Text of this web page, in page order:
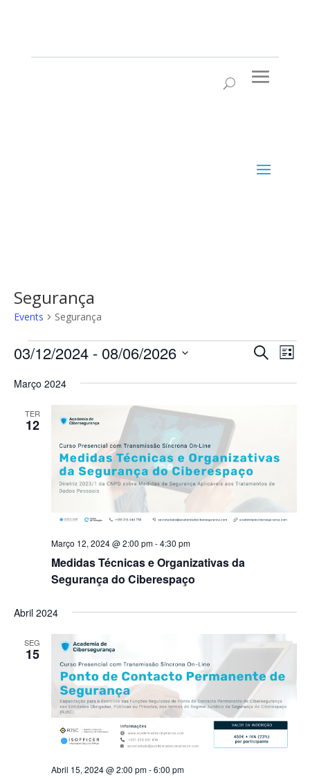
Segurança
Events Segurança
Events Events
and
SearchList
03/12/2024 - 08/06/2026
date.
Março 2024
TER
12
Medidas Técnicas e Organizativas da
Segurança do Ciberespaço
Março 12, 2024 @ 2:00 pm-4:30 pm
Abril 2024
SEG
15
Abril 15, 2024 @ 2:00 pm-6:00 pm